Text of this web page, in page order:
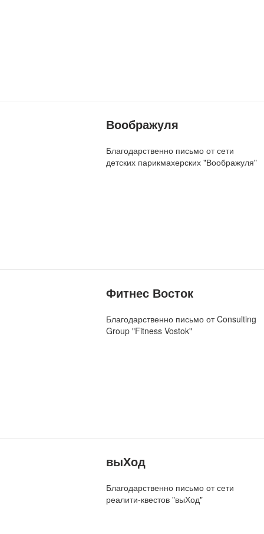
Воображуля
Благодарственно письмо от сети
детских парикмахерских "Воображуля"
Фитнес Восток
Благодарственно письмо от Consulting
Group "Fitness Vostok"
выХод
Благодарственно письмо от сети
реалити-квестов "выХод"